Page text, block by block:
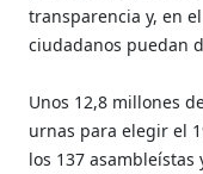
transparencia y, en
ciudadanos puedan
Unos 12,8 millones
urnas para elegir el
los 137